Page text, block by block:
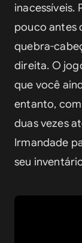
inacessíveis.
pouco antes
quebra-
direita. O
que você
entanto,
duas vezes
Irmandade
seu